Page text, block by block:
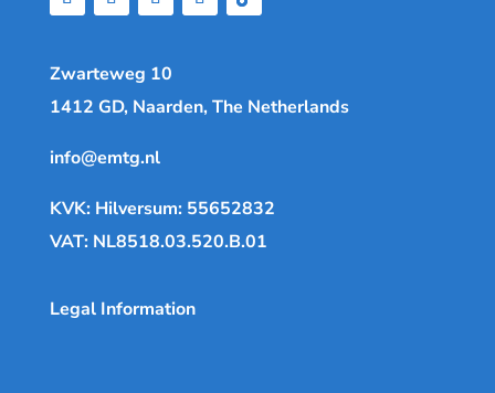
Zwarteweg 10
1412 GD, Naarden, The Netherlands
info@emtg.nl
KVK: Hilversum: 55652832
VAT: NL8518.03.520.B.01
Legal Information